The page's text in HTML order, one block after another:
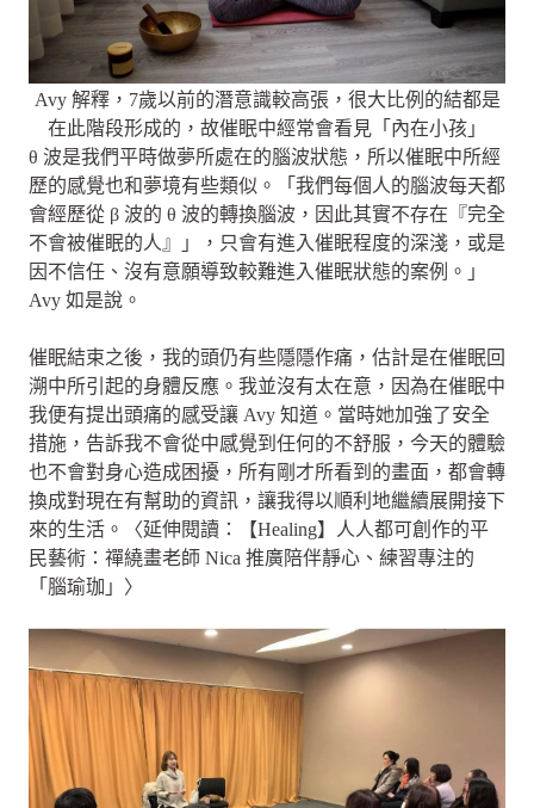
Avy 解釋，7歲以前的潛意識較高張，很大比例的結都是
在此階段形成的，故催眠中經常會看見「內在小孩」
θ 波是我們平時做夢所處在的腦波狀態，所以催眠中所經
歷的感覺也和夢境有些類似。「我們每個人的腦波每天都
會經歷從 β 波的 θ 波的轉換腦波，因此其實不存在『完全
不會被催眠的人』」，只會有進入催眠程度的深淺，或是
因不信任、沒有意願導致較難進入催眠狀態的案例。」
Avy 如是說。
催眠結束之後，我的頭仍有些隱隱作痛，估計是在催眠回
溯中所引起的身體反應。我並沒有太在意，因為在催眠中
我便有提出頭痛的感受讓 Avy 知道。當時她加強了安全
措施，告訴我不會從中感覺到任何的不舒服，今天的體驗
也不會對身心造成困擾，所有剛才所看到的畫面，都會轉
換成對現在有幫助的資訊，讓我得以順利地繼續展開接下
來的生活。〈延伸閱讀：【Healing】人人都可創作的平
民藝術：禪繞畫老師 Nica 推廣陪伴靜心、練習專注的
「腦瑜珈」〉